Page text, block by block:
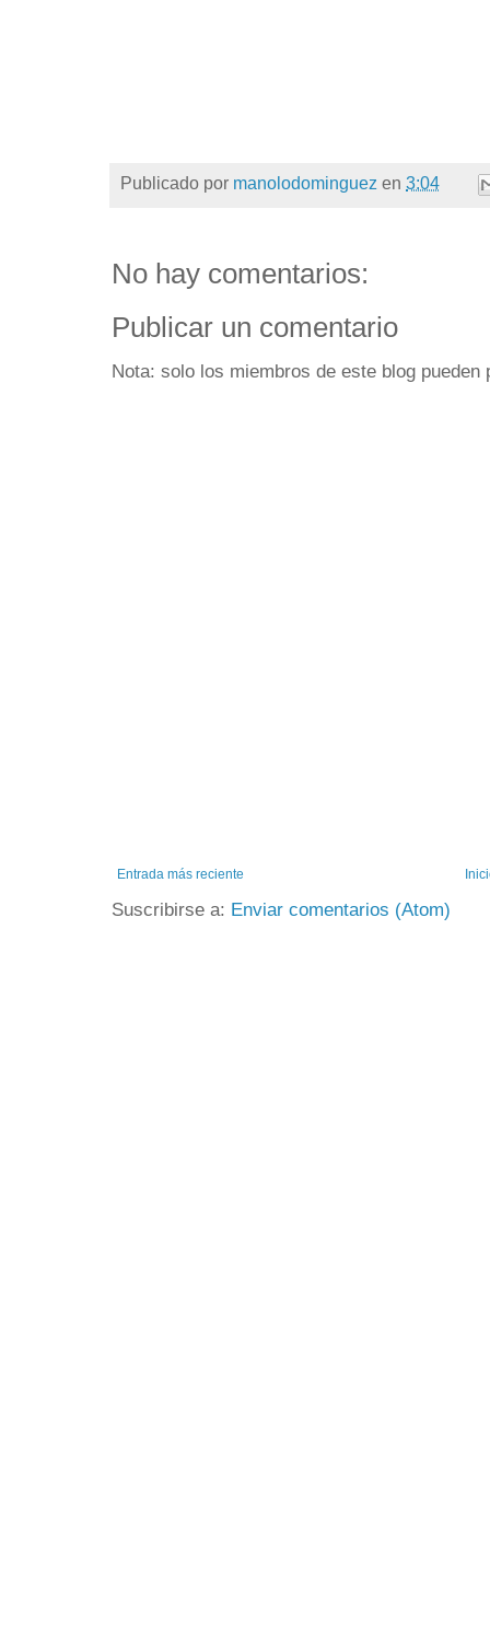
Publicado por manolodominguez en 3:04
No hay comentarios:
Publicar un comentario
Nota: solo los miembros de este blog pueden
Entrada más reciente
Suscribirse a: Enviar comentarios (Atom)